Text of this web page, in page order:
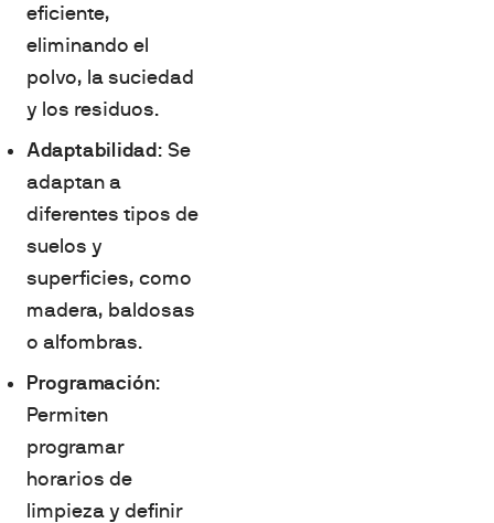
eficiente,
eliminando el
polvo, la suciedad
y los residuos.
Adaptabilidad: Se
adaptan a
diferentes tipos de
suelos y
superficies, como
madera, baldosas
o alfombras.
Programación:
Permiten
programar
horarios de
limpieza y definir